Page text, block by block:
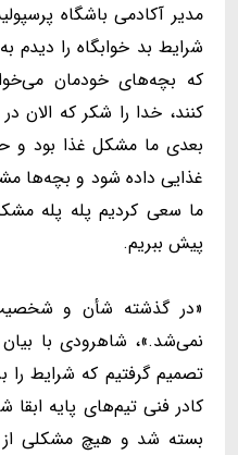
مدیر آکادمی باشگاه
شرایط بد خوابگاه را دیدم
که بچه‌های خودمان
کنند، خدا را شکر که الان
بعدی ما مشکل غذا بود و
غذایی داده شود و بچه‌ها
ما سعی کردیم پله پله
پیش ببریم.
«در گذشته شأن و
نمی‌شد.»، شاهرودی با
تصمیم گرفتیم که شرایط را
کادر فنی تیم‌های پایه
بسته شد و هیچ مشکلی